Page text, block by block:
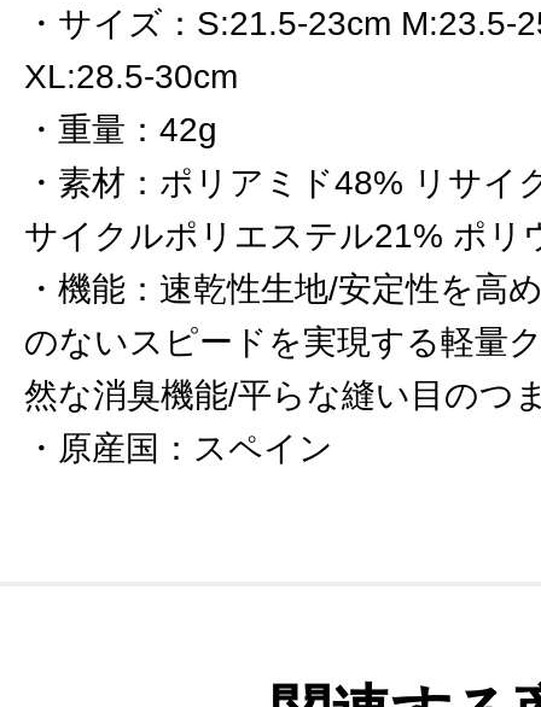
サイズ ： S:21.5-23cm M:23.5-
XL:28.5-30cm
重量 ： 42g
素材 ： ポリアミド48% リサイ
サイクルポリエステル21% ポリ
機能 ： 速乾性生地/安定性を高
のないスピードを実現する軽量
然な消臭機能/平らな縫い目のつ
原産国 ： スペイン